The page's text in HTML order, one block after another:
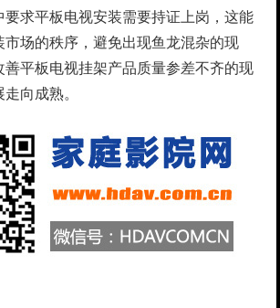
要求平板电视安装需要持证上岗，这能
市场的秩序，避免出现鱼龙混杂的现
善平板电视挂架产品质量参差不齐的现
向成熟。